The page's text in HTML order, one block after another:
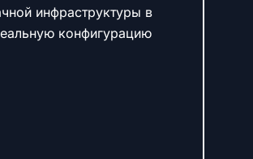
инфраструктуры в
конфигурацию